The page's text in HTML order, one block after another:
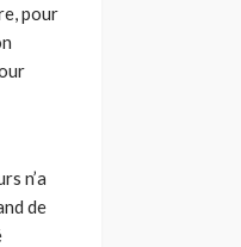
pour
n’a
de